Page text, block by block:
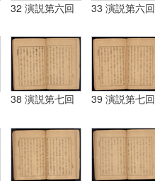
32 演説第六回 33 演説第六回
38 演説第七回 39 演説第七回